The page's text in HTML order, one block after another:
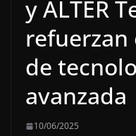
y ALTER
de
avanzada
10/06/2025